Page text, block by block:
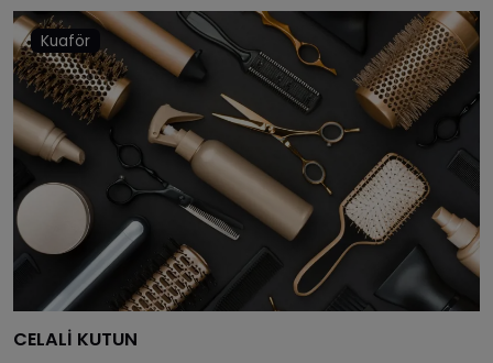
SAMSUN
SIIRT
SINOP
SIVAS
TEKIRDAĞ
TOKAT
TRABZON
Kuaför
CELALİ KUTUN